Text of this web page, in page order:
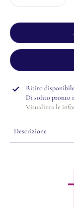
Ritiro
Di solito pronto
Visualizza le
Descrizione